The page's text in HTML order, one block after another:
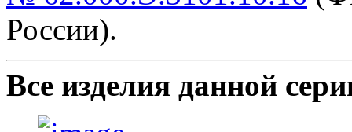
России).
Все изделия данной